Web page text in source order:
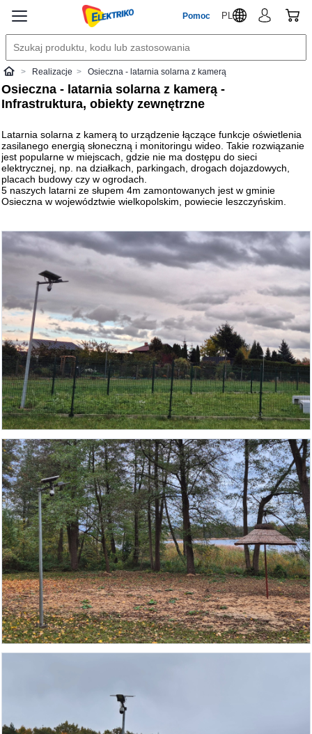
Pomoc PL
ElektrikoRealizacje Osieczna - latarnia solarna z kamerą
Osieczna - latarnia solarna z kamerą -
Infrastruktura, obiekty zewnętrzne
Latarnia solarna z kamerą to urządzenie łączące funkcje oświetlenia
zasilanego energią słoneczną i monitoringu wideo. Takie rozwiązanie
jest popularne w miejscach, gdzie nie ma dostępu do sieci
elektrycznej, np. na działkach, parkingach, drogach dojazdowych,
placach budowy czy w ogrodach.
5 naszych latarni ze słupem 4m zamontowanych jest w gminie
Osieczna w województwie wielkopolskim, powiecie leszczyńskim.